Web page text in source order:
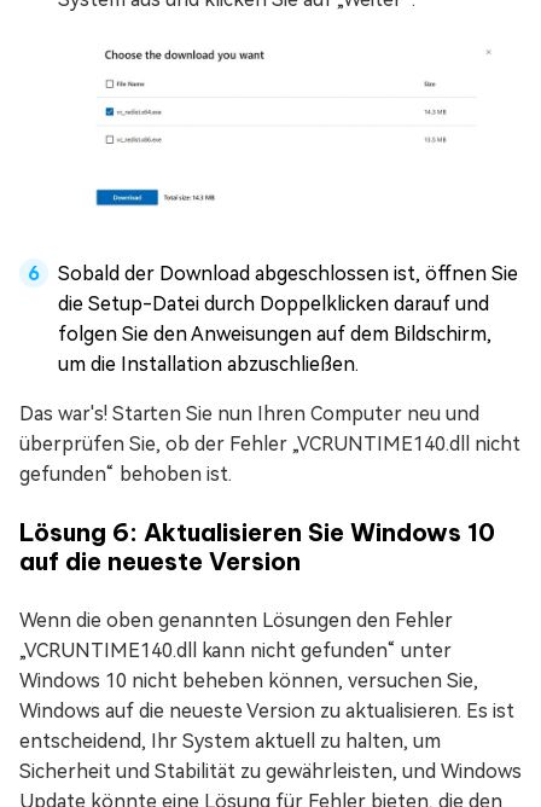
Sobald der Download abgeschlossen ist, öffnen Sie
die Setup-Datei durch Doppelklicken darauf und
folgen Sie den Anweisungen auf dem Bildschirm,
um die Installation abzuschließen.
Das war's! Starten Sie nun Ihren Computer neu und
überprüfen Sie, ob der Fehler „VCRUNTIME140.dll nicht
gefunden“ behoben ist.
Lösung 6: Aktualisieren Sie Windows 10
auf die neueste Version
Wenn die oben genannten Lösungen den Fehler
„VCRUNTIME140.dll kann nicht gefunden“ unter
Windows 10 nicht beheben können, versuchen Sie,
Windows auf die neueste Version zu aktualisieren. Es ist
entscheidend, Ihr System aktuell zu halten, um
Sicherheit und Stabilität zu gewährleisten, und Windows
Update könnte eine Lösung für Fehler bieten, die den